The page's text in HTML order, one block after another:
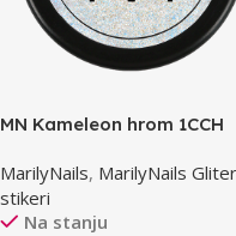
MN Kameleon hrom 1CCH
MarilyNails, MarilyNails
stikeri
Na stanju